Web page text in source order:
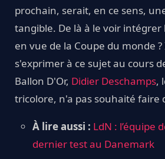
prochain, serait, en ce sens,
tangible. De là à le voir intégrer
en vue de la Coupe du monde
s'exprimer à ce sujet au cours
Ballon D'Or, Didier Deschamps,
tricolore, n'a pas souhaité faire
À lire aussi : LdN : l’équipe
dernier test au Danemark